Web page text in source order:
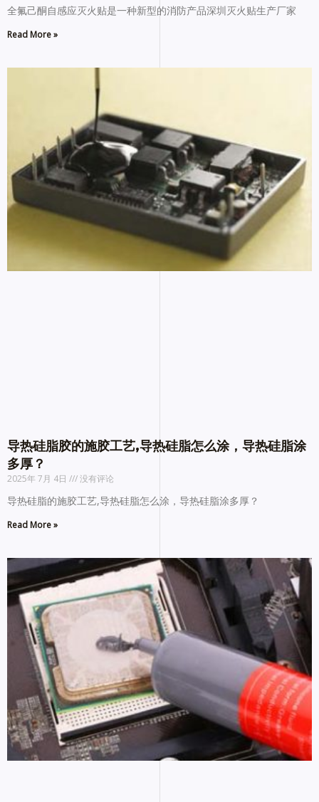
全氟己酮自感应灭火贴是一种新型的消防产品深圳灭火贴生产厂家
Read More »
导热硅脂胶的施胶工艺,导热硅脂怎么涂，导热硅脂涂
多厚？
2025年 7月 4日 没有评论
导热硅脂的施胶工艺,导热硅脂怎么涂，导热硅脂涂多厚？
Read More »